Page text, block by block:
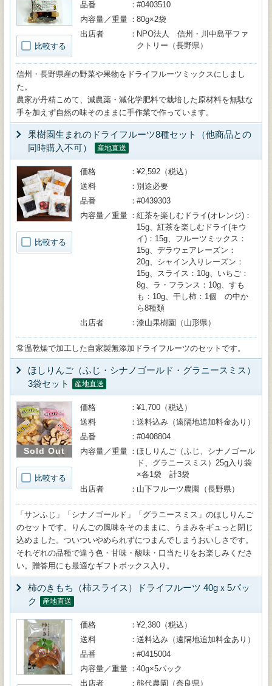
比較する
品番
#0403510
内容量／重量
80g×2袋
出店者
NPO法人 信州・川中島平ファ
クトリー（長野県）
信州・長野県産の野菜や果物をドライフルーツミックスにしまし
た。
農家が丹精こめて、減農薬・減化学肥料で栽培した原材料を無駄な
手を加えず自然の味そのままに手作業で作っています。
果樹園生まれのドライフルーツ8種セット（他商品との
同時購入不可）
産地直送
比較する
価格
¥2,592（税込）
送料
別途必要
品番
#0439303
内容量／重量
紅茶を楽しむドライ(オレンジ)：
15g、紅茶を楽しむドライ(キウ
イ)：15g、フルーツミックス：
15g、デラウェアレーズン：
20g、シャイン入りレーズン：
15g、スライス：10g、いちご：
8g、ラ・フランス：10g、すも
も：10g、干し柿：1個 の中か
ら8種類
出店者
漆山果樹園（山形県）
常温乾燥で加工した自家製無添加ドライフルーツのセットです。
ほしりんご（ふじ・シナノゴールド・グラニースミス）
3袋セット
産地直送
Sold Out
比較する
価格
¥1,700（税込）
送料
送料込み（遠隔地追加料金あり）
品番
#0408804
内容量／重量
ほしりんご（ふじ、シナノゴール
ド、グラニースミス）25g入り袋
×各1袋 計3袋
出店者
山下フルーツ農園（長野県）
「サンふじ」「シナノゴールド」「グラニースミス」のほしりんご
のセットです。りんごの風味をそのままに、うまみをギュっと閉じ
込めました。ついついやめられずにつまんでしまうおいしさです。
それぞれの品種で違う色・甘味・酸味・口当たりをお楽しみくださ
い。贈答用にも最適なギフトボックス入り。
柿のきもち（柿スライス）ドライフルーツ 40gｘ5パッ
ク
産地直送
価格
¥2,380（税込）
送料
送料込み（遠隔地追加料金あり）
品番
#0415004
内容量／重量
40g×5パック
出店者
熊代農園（奈良県）